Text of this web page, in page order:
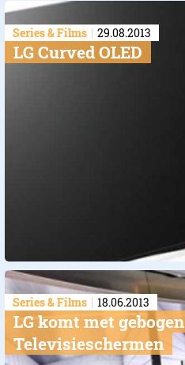
Series & Films 29.08.2013
LG Curved OLED
Series & Films 18.06.2013
LG komt met gebogen
Televisieschermen